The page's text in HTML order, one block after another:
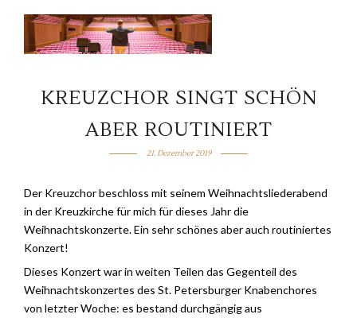
KREUZCHOR SINGT SCHÖN
ABER ROUTINIERT
21. Dezember 2019
Der Kreuzchor beschloss mit seinem Weihnachtsliederabend
in der Kreuzkirche für mich für dieses Jahr die
Weihnachtskonzerte. Ein sehr schönes aber auch routiniertes
Konzert!
Dieses Konzert war in weiten Teilen das Gegenteil des
Weihnachtskonzertes des St. Petersburger Knabenchores
von letzter Woche: es bestand durchgängig aus